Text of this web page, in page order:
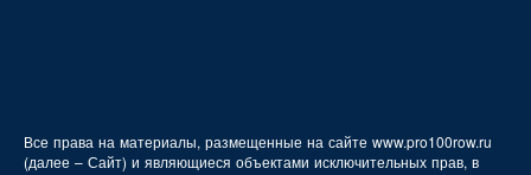
Все права на материалы, размещенные на сайте www.pro100row.ru
(далее – Сайт) и являющиеся объектами исключительных прав, в